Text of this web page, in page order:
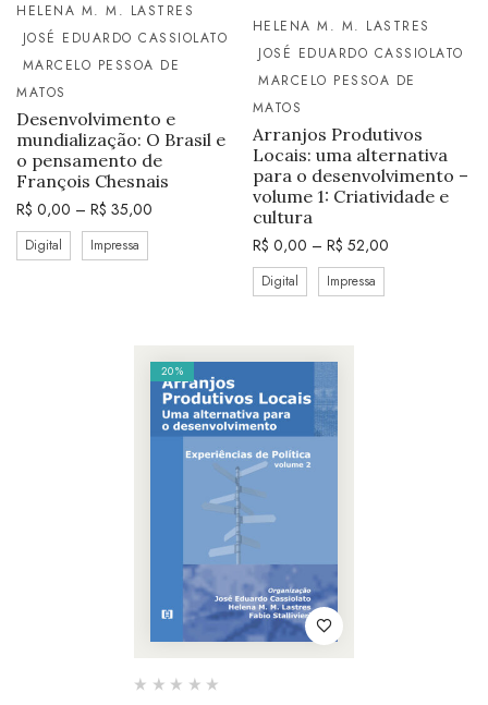
HELENA M. M. LASTRES
JOSÉ EDUARDO CASSIOLATO
MARCELO PESSOA DE
MATOS
Desenvolvimento e
mundialização: O Brasil e
o pensamento de
François Chesnais
R$ 0,00 – R$ 35,00
Digital Impressa
HELENA M. M. LASTRES
JOSÉ EDUARDO CASSIOLATO
MARCELO PESSOA DE
MATOS
Arranjos Produtivos
Locais: uma alternativa
para o desenvolvimento –
volume 1: Criatividade e
cultura
R$ 0,00 – R$ 52,00
Digital Impressa
20%